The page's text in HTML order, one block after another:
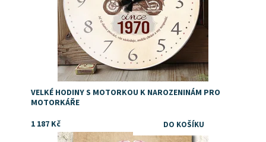
VELKÉ HODINY S MOTORKOU K NAROZENINÁM PRO
MOTORKÁŘE
1 187 Kč
Dostupnost:
Skladem